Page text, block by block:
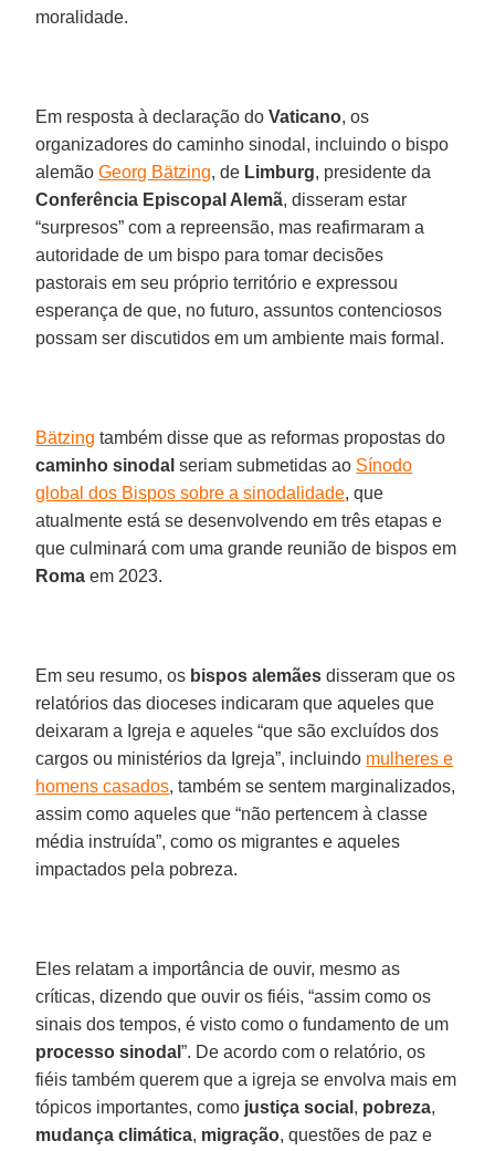
moralidade.
Em resposta à declaração doVaticano, os
organizadores do caminho sinodal, incluindo o bispo
alemãoGeorg Bätzing, de Limburg, presidente da
Conferência Episcopal Alemã, disseram estar
“surpresos” com a repreensão, mas reafirmaram a
autoridade de um bispo para tomar decisões
pastorais em seu próprio território e expressou
esperança de que, no futuro, assuntos contenciosos
possam ser discutidos em um ambiente mais formal.
Bätzing também disse que as reformas propostas do
caminho sinodal seriam submetidas ao Sínodo
global dos Bispos sobre a sinodalidade, que
atualmente está se desenvolvendo em três etapas e
que culminará com uma grande reunião de bispos em
Roma em 2023.
Em seu resumo, os bispos alemães disseram que os
relatórios das dioceses indicaram que aqueles que
deixaram a Igreja e aqueles “que são excluídos dos
cargos ou ministérios da Igreja”, incluindo mulheres e
homens casados, também se sentem marginalizados,
assim como aqueles que “não pertencem à classe
média instruída”, como os migrantes e aqueles
impactados pela pobreza.
Eles relatam a importância de ouvir, mesmo as
críticas, dizendo que ouvir os fiéis, “assim como os
sinais dos tempos, é visto como o fundamento de um
processo sinodal”. De acordo com o relatório, os
fiéis também querem que a igreja se envolva mais em
tópicos importantes, como justiça social , pobreza,
mudança climática, migração, questões de paz e